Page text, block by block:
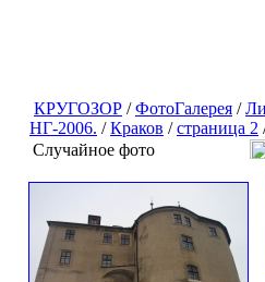
КРУГОЗОР /ФотоГалерея /
НГ-2006. /Краков /страница 2
Случайное фото